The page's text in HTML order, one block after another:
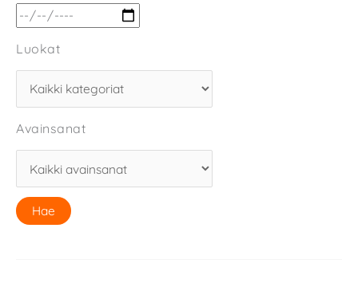
Luokat
Avainsanat